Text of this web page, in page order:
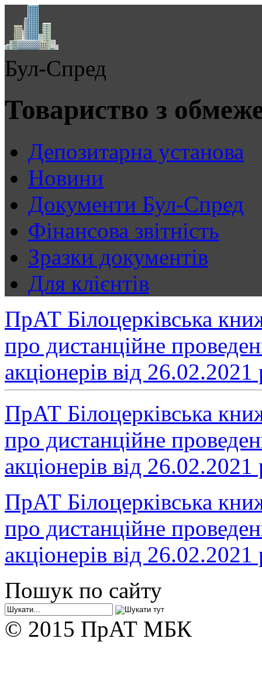
Бул-Спред
Товариство з
Депозитарна установа
Новини
Документи Бул-Спред
Фінансова звітність
Зразки документів
Для клієнтів
ПрАТ Білоцерківська
про дистанційне
акціонерів від 26.02.2021
ПрАТ Білоцерківська
про дистанційне
акціонерів від
ПрАТ Білоцерківська
про дистанційне
акціонерів від
Пошук по сайту
© 2015 ПрАТ МБК